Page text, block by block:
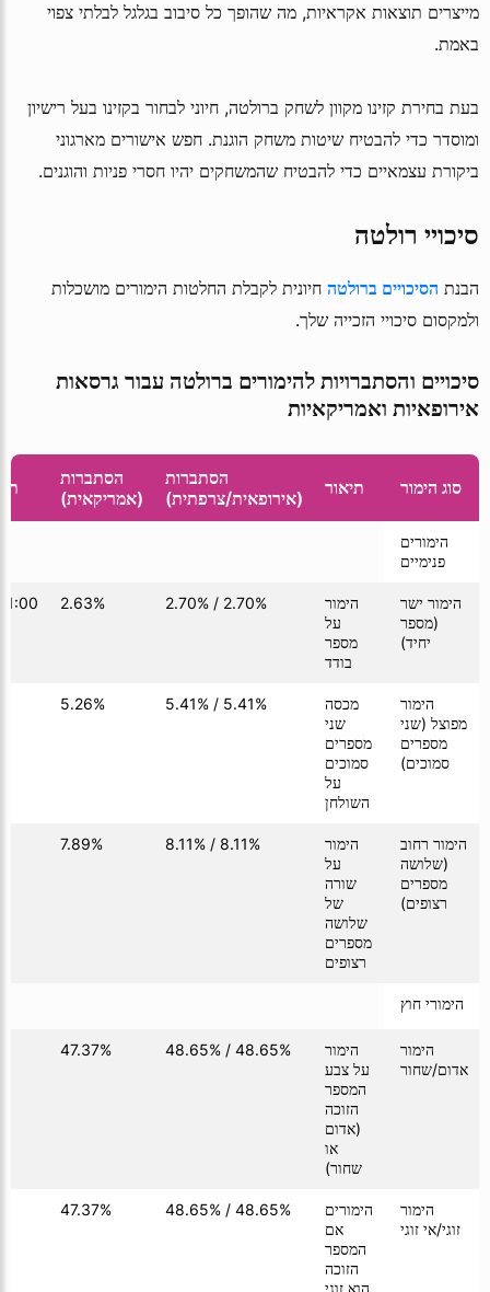
מייצרים תוצאות אקראיות, מה שהופך כל סיבוב בגלגל לבלתי צפוי
באמת.
בעת בחירת קזינו מקוון לשחק ברולטה, חיוני לבחור בקזינו בעל רישיון
ומוסדר כדי להבטיח שיטות משחק הוגנת. חפש אישורים מארגוני
ביקורת עצמאיים כדי להבטיח שהמשחקים יהיו חסרי פניות והוגנים.
סיכויי רולטה
הבנת הסיכויים ברולטה חיונית לקבלת החלטות הימורים מושכלות
ולמקסום סיכויי הזכייה שלך.
סיכויים והסתברויות להימורים ברולטה עבור גרסאות
אירופאיות ואמריקאיות
סוג הימור תיאור
הסתברות
(אירופאית/צרפתית)
הסתברות
(אמריקאית)
הימורים
פנימיים
הימור ישר
(מספר
יחיד)
הימור
על
מספר
בודד
2.70% / 2.70%
2.63%
הימור
מפוצל (שני
מספרים
סמוכים)
מכסה
שני
מספרים
סמוכים
על
השולחן
5.41% / 5.41%
5.26%
הימור רחוב
(שלושה
מספרים
רצופים)
הימור
על
שורה
של
שלושה
מספרים
רצופים
8.11% / 8.11%
7.89%
הימורי חוץ
הימור
אדום/שחור
הימור
על צבע
המספר
הזוכה
(אדום
או
שחור)
48.65% / 48.65%
47.37%
הימור
זוגי/אי זוגי
הימורים
אם
המספר
הזוכה
48.65% / 48.65%
47.37%